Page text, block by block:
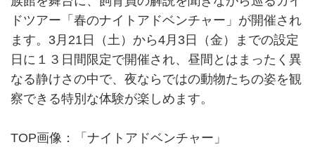
ドツアー「春のナイトアドベンチャー」が開催され
ます。3月21日（土）から4月3日（金）までの設定
日に１３日間限定で開催され、昼間とはまったく異
なる静けさの中で、夜ならではの動物たちの姿を観
察できる特別な体験が楽しめます。
TOP画像：「ナイトアドベンチャー」